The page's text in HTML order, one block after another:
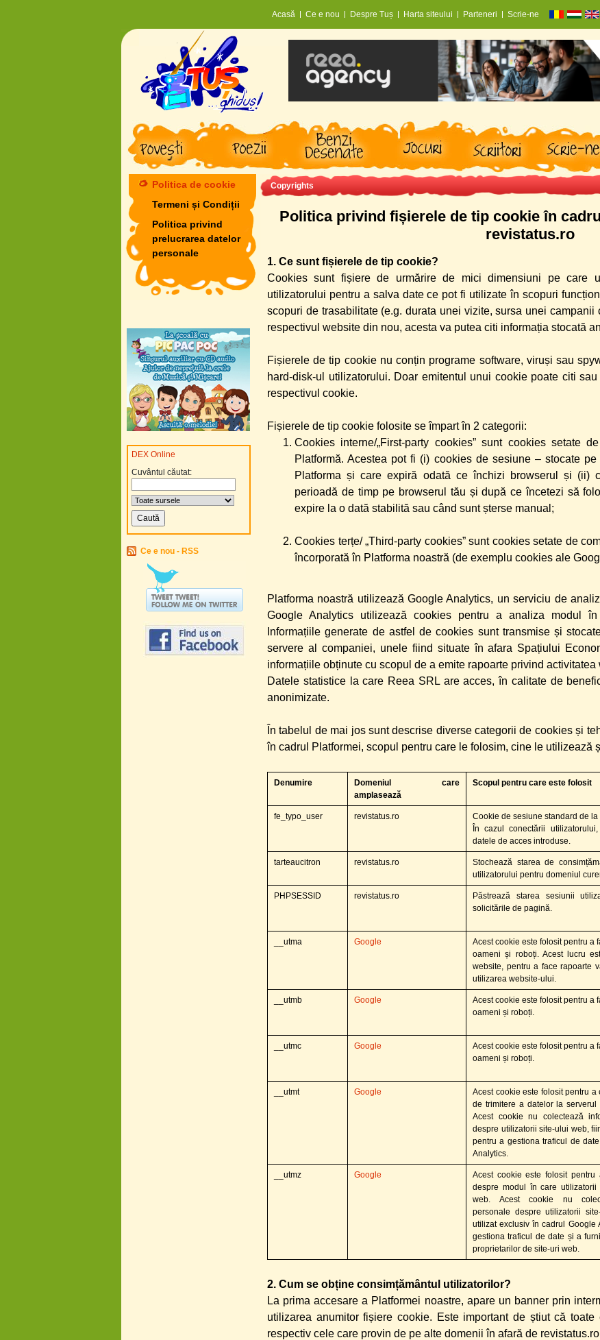
Acasă Ce e nou Despre Tuș Harta siteului Parteneri Scrie-ne
Politica de cookie
Termeni și Condiții
Politica privind
prelucrarea datelor
personale
DEX Online
Cuvântul căutat:
Ce e nou - RSS
Copyrights
Politica privind fișierele de tip cookie în
revistatus.ro
1. Ce sunt fișierele de tip cookie?
Cookies sunt fișiere de urmărire de mici dimensiuni pe care
utilizatorului pentru a salva date ce pot fi utilizate în scopuri
scopuri de trasabilitate (e.g. durata unei vizite, sursa unei
respectivul website din nou, acesta va putea citi informația stocată
Fișierele de tip cookie nu conțin programe software, viruși sau
hard-disk-ul utilizatorului. Doar emitentul unui cookie poate citi
respectivul cookie.
Fișierele de tip cookie folosite se împart în 2 categorii:
Cookies interne/„First-party cookies” sunt cookies setate
Platformă. Acestea pot fi (i) cookies de sesiune – stocate
Platforma și care expiră odată ce închizi browserul și (ii)
perioadă de timp pe browserul tău și după ce încetezi să
expire la o dată stabilită sau când sunt șterse manual;
Cookies terțe/ „Third-party cookies” sunt cookies setate de
încorporată în Platforma noastră (de exemplu cookies ale
Platforma noastră utilizează Google Analytics, un serviciu de
Google Analytics utilizează cookies pentru a analiza modul
Informațiile generate de astfel de cookies sunt transmise și
servere al companiei, unele fiind situate în afara Spațiului
informațiile obținute cu scopul de a emite rapoarte privind activitatea
Datele statistice la care Reea SRL are acces, în calitate de
anonimizate.
În tabelul de mai jos sunt descrise diverse categorii de cookies și
în cadrul Platformei, scopul pentru care le folosim, cine le utilizează
Denumire
Domeniul care
amplasează
Scopul pentru care este folosit
fe_typo_user revistatus.ro
Cookie de sesiune standard de la
În cazul conectării
datele de acces introduse.
tarteaucitron revistatus.ro
Stochează starea de
utilizatorului pentru domeniul
PHPSESSID revistatus.ro
Păstrează starea sesiunii
solicitările de pagină.
__utma Google
Acest cookie este folosit pentru a
oameni și roboți. Acest lucru
website, pentru a face rapoarte
utilizarea website-ului.
__utmb Google
Acest cookie este folosit pentru a
oameni și roboți.
__utmc Google
Acest cookie este folosit pentru a
oameni și roboți.
__utmt Google
Acest cookie este folosit pentru a
de trimitere a datelor la serverul
Acest cookie nu colectează
despre utilizatorii site-ului web,
pentru a gestiona traficul de
Analytics.
__utmz Google
Acest cookie este folosit pentru
despre modul în care
web. Acest cookie nu
personale despre utilizatorii
utilizat exclusiv în cadrul Google
gestiona traficul de date și a
proprietarilor de site-uri web.
2. Cum se obține consimțământul utilizatorilor?
La prima accesare a Platformei noastre, apare un banner prin
utilizarea anumitor fișiere cookie. Este important de știut că
respectiv cele care provin de pe alte domenii în afară de